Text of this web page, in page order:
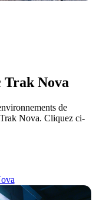
Trak Nova
de
Nova. Cliquez ci-